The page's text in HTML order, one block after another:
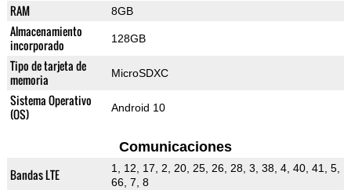
RAM 8GB
Almacenamiento
incorporado
128GB
Tipo de tarjeta de
memoria
MicroSDXC
Sistema Operativo
(OS)
Android 10
Comunicaciones
Bandas LTE
1, 12, 17, 2, 20, 25, 26, 28, 3, 38, 4, 40, 41, 5,
66, 7, 8